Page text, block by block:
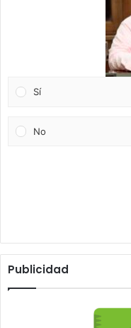
Sí
No
Publicidad